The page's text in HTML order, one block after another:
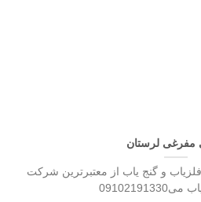
مفرغی لرستان
و گنج یاب از معتبرترین شرکت